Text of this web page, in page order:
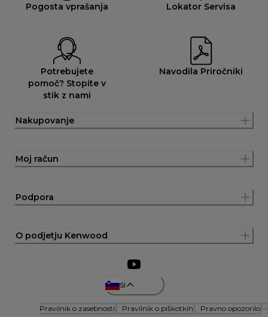
Pogosta vprašanja Lokator Servisa
Potrebujete
pomoč? Stopite v
stik z nami
Navodila Priročniki
Nakupovanje
Moj račun
Podpora
O podjetju Kenwood
si
Pravilnik o zasebnosti Pravilnik o piškotkih Pravno opozorilo